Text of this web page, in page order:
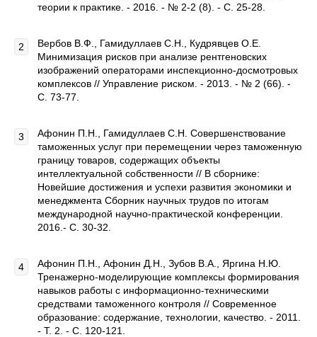
теории к практике. - 2016. - № 2-2 (8). - С. 25-28.
Вербов В.Ф., Гамидуллаев С.Н., Кудрявцев О.Е.
Минимизация рисков при анализе рентгеновских
изображений операторами инспекционно-досмотровых
комплексов // Управление риском. - 2013. - № 2 (66). -
С. 73-77.
Афонин П.Н., Гамидуллаев С.Н. Совершенствование
таможенных услуг при перемещении через таможенную
границу товаров, содержащих объекты
интеллектуальной собственности // В сборнике:
Новейшие достижения и успехи развития экономики и
менеджмента Сборник научных трудов по итогам
международной научно-практической конференции.
2016.- С. 30-32.
Афонин П.Н., Афонин Д.Н., Зубов В.А., Яргина Н.Ю.
Тренажерно-моделирующие комплексы формирования
навыков работы с информационно-техническими
средствами таможенного контроля // Современное
образование: содержание, технологии, качество. - 2011.
- Т. 2. - С. 120-121.